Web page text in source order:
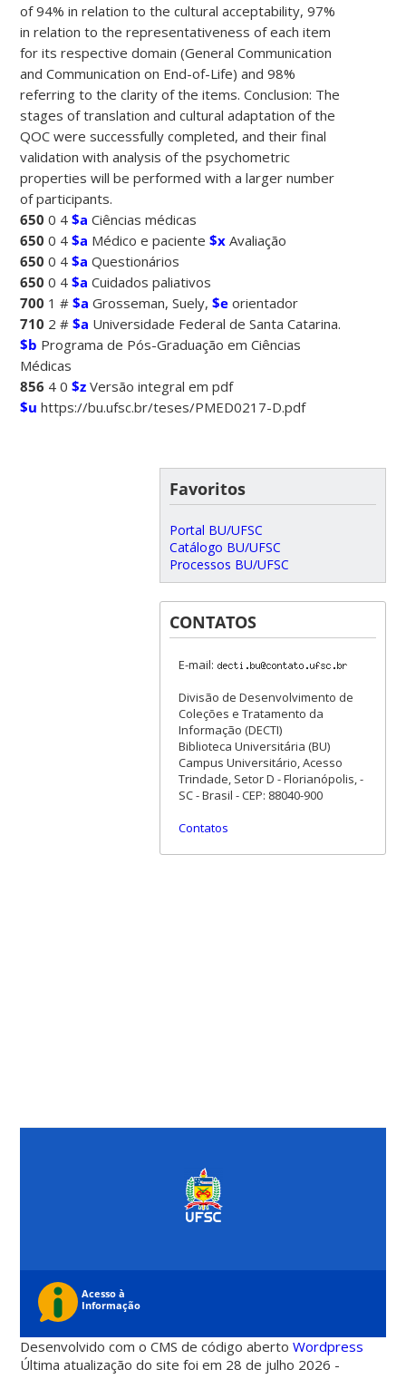
of 94% in relation to the cultural acceptability, 97%
in relation to the representativeness of each item
for its respective domain (General Communication
and Communication on End-of-Life) and 98%
referring to the clarity of the items. Conclusion: The
stages of translation and cultural adaptation of the
QOC were successfully completed, and their final
validation with analysis of the psychometric
properties will be performed with a larger number
of participants.
650 0 4$a Ciências médicas
650 0 4$a Médico e paciente$x Avaliação
650 0 4$a Questionários
650 0 4$a Cuidados paliativos
700 1 #$a Grosseman, Suely,$e orientador
710 2 #$a Universidade Federal de Santa Catarina.
$b Programa de Pós-Graduação em Ciências
Médicas
856 4 0$z Versão integral em pdf
$u https://bu.ufsc.br/teses/PMED0217-D.pdf
Favoritos
Portal BU/UFSC
Catálogo BU/UFSC
Processos BU/UFSC
CONTATOS
E-mail:
Divisão de Desenvolvimento de
Coleções e Tratamento da
Informação (DECTI)
Biblioteca Universitária (BU)
Campus Universitário, Acesso
Trindade, Setor D - Florianópolis, -
SC - Brasil - CEP: 88040-900
Contatos
Desenvolvido com o CMS de código abertoWordpress
Última atualização do site foi em 28 de julho 2026 -